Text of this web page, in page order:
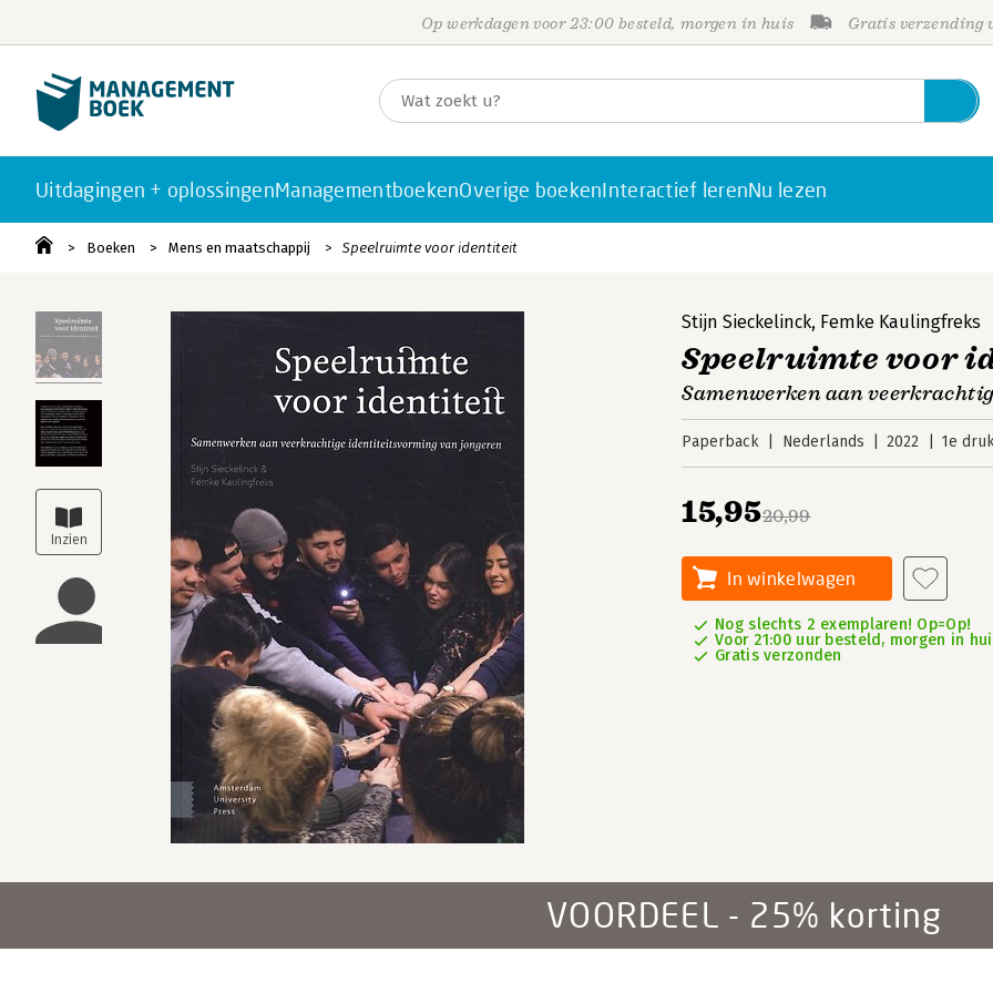
Op werkdagen voor 23:00 besteld, morgen in huis Gratis verzending
Uitdagingen + oplossingenManagementboekenOverige boekenInteractief lerenNu lezen
Boeken Mens en maatschappij Speelruimte voor identiteit
Stijn Sieckelinck, Femke Kaulingfreks
Speelruimte voor
Samenwerken aan
Paperback Nederlands 2022 1e
20,99
15,95
In winkelwagen
Nog slechts 2 exemplaren! Op=Op!
Voor 21:00 uur besteld, morgen in
Gratis verzonden
VOORDEEL - 25% korting